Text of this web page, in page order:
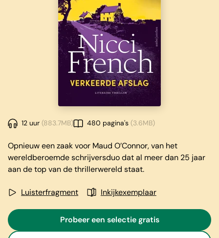
12 uur (883.7MB) 480 pagina's (3.6MB)
Opnieuw een zaak voor Maud O’Connor, van het
wereldberoemde schrijversduo dat al meer dan 25 jaar
aan de top van de thrillerwereld staat.
Luisterfragment Inkijkexemplaar
Probeer een selectie gratis